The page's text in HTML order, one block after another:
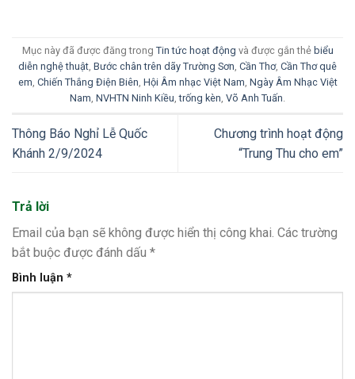
Mục này đã được đăng trong Tin tức hoạt động và được gắn thẻ biểu
diễn nghệ thuật, Bước chân trên dãy Trường Sơn, Cần Thơ, Cần Thơ quê
em, Chiến Thắng Điện Biên, Hội Âm nhạc Việt Nam, Ngày Âm Nhạc Việt
Nam, NVHTN Ninh Kiều,trống kèn, Võ Anh Tuấn.
Thông Báo Nghỉ Lễ Quốc
Khánh 2/9/2024
Chương trình hoạt động
“Trung Thu cho em”
Trả lời
Email của bạn sẽ không được hiển thị công khai. Các trường
bắt buộc được đánh dấu *
Bình luận *